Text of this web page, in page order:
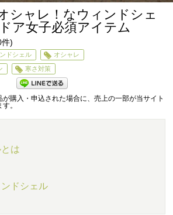
シャレ！なウィンドシェ
ア女子必須アイテム
件)
ドシェル
オシャレ
寒さ対策
購入・申込された場合に、売上の一部が当サイト
。
は
ドシェル